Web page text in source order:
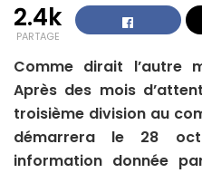
2.4k
PARTAGE
Comme dirait l’autre
Après des mois
troisième division au
démarrera le 28
information donnée